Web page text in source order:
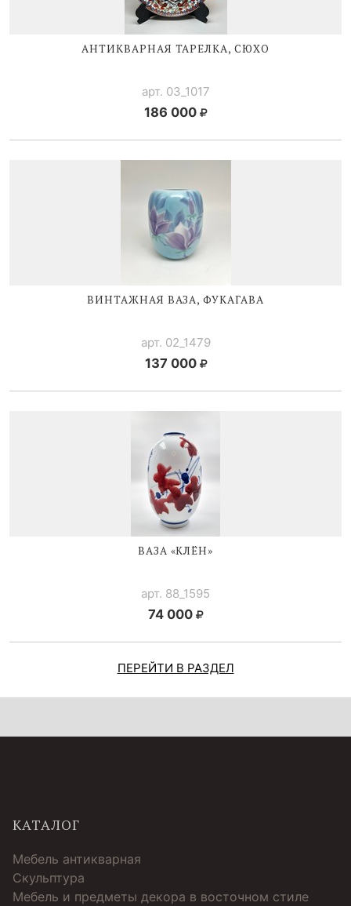
АНТИКВАРНАЯ ТАРЕЛКА, СЮХО
арт. 03_1017
186 000
ВИНТАЖНАЯ ВАЗА, ФУКАГАВА
арт. 02_1479
137 000
ВАЗА «КЛЁН»
арт. 88_1595
74 000
ПЕРЕЙТИ В РАЗДЕЛ
КАТАЛОГ
Мебель антикварная
Скульптура
Мебель и предметы декора в восточном стиле